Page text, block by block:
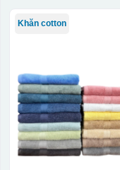
Khăn cotton